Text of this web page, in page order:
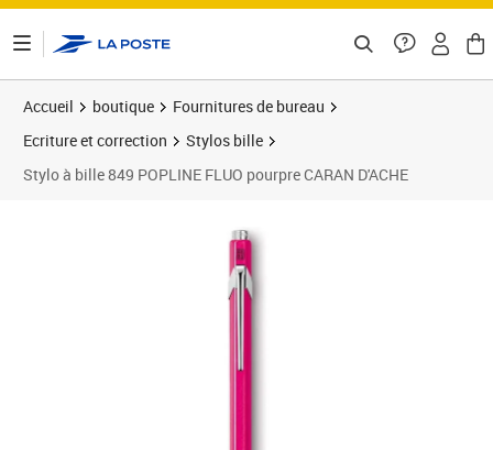
Accueil boutique
Fournitures de bureau
Ecriture et correction
Stylos bille
Stylo à bille 849 POPLINE FLUO pourpre CARAN D'ACHE